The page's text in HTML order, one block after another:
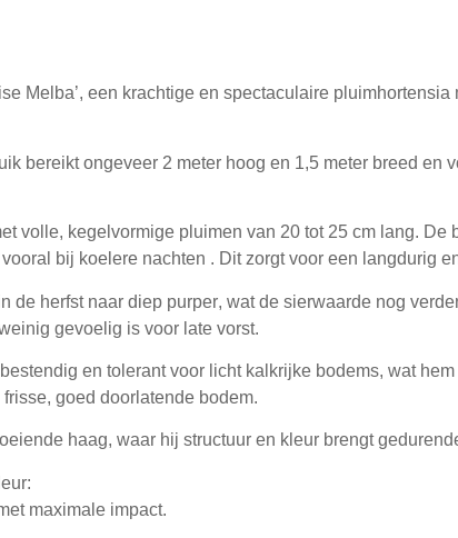
Melba’, een krachtige en spectaculaire
bereikt ongeveer 2 meter hoog en 1,5 meter breed en
volle, kegelvormige pluimen van 20 tot 25 cm lang. De
vooral bij koelere nachten . Dit zorgt voor een langdurig
de herfst naar diep purper, wat de sierwaarde nog
gevoelig is voor late vorst.
en tolerant voor licht kalkrijke bodems, wat
goed doorlatende bodem.
haag, waar hij structuur en kleur brengt
maximale impact.